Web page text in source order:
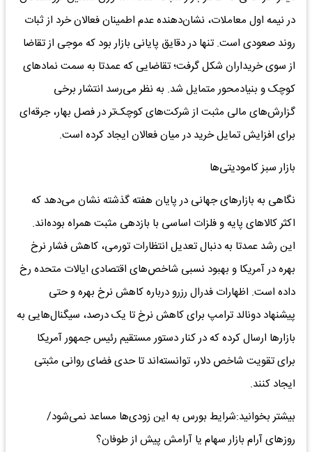
در نیمه اول معاملات، نشان‌دهنده عدم اطمینان فعالان خرد از ثبات
روند صعودی است. تنها در دقایق پایانی بازار بود که موجی از تقاضا
از سوی خریداران شکل گرفت؛ تقاضایی که عمدتا به سمت نماد‌های
کوچک و بنیادمحور متمایل شد. به نظر می‌رسد انتشار برخی
گزارش‌های مالی مثبت از شرکت‌های کوچک‌تر در فصل بهار، جرقه‌ای
برای افزایش تمایل خرید در میان فعالان ایجاد کرده است.
بازار سبز کامودیتی‌ها
نگاهی به بازار‌های جهانی در پایان هفته گذشته نشان می‌دهد که
اکثر کالا‌های پایه و فلزات اساسی با بازدهی مثبت همراه بوده‌اند.
این رشد عمدتا به دنبال تعدیل انتظارات تورمی، کاهش فشار نرخ
بهره در آمریکا و بهبود نسبی شاخص‌های اقتصادی ایالات متحده رخ
داده است. اظهارات فدرال رزرو درباره کاهش نرخ بهره و حتی
پیشنهاد دونالد ترامپ برای کاهش نرخ تا یک درصد، سیگنال‌هایی به
بازار‌ها ارسال کرده که در کنار دستور مستقیم رئیس جمهور آمریکا
برای تقویت شاخص دلار، توانسته‌اند تا حدی فضای روانی مثبتی
ایجاد کنند.
بیشتر بخوانید:شرایط بورس به این زودی‌ها مساعد نمی‌شود/
روز‌های آرام بازار سهام یا آرامش پیش از طوفان؟